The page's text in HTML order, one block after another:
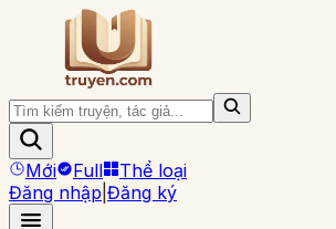
Mới Full
Thể loại
Đăng nhập Đăng ký